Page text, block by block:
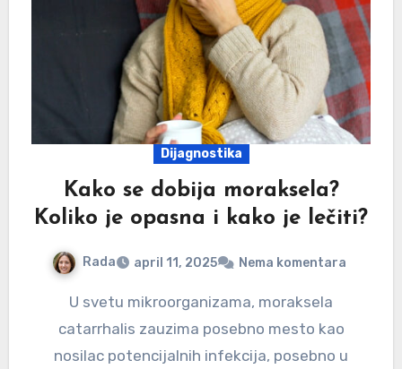
Dijagnostika
Kako se dobija moraksela?
Koliko je opasna i kako je lečiti?
Rada april 11, 2025 Nema komentara
U svetu mikroorganizama, moraksela
catarrhalis zauzima posebno mesto kao
nosilac potencijalnih infekcija, posebno u